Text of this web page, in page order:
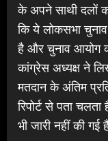
के अपने साथी दलों
कि ये लोकसभा
है और चुनाव आयोग
कांग्रेस अध्यक्ष ने
मतदान के अंतिम
रिपोर्ट से पता
भी जारी नहीं की